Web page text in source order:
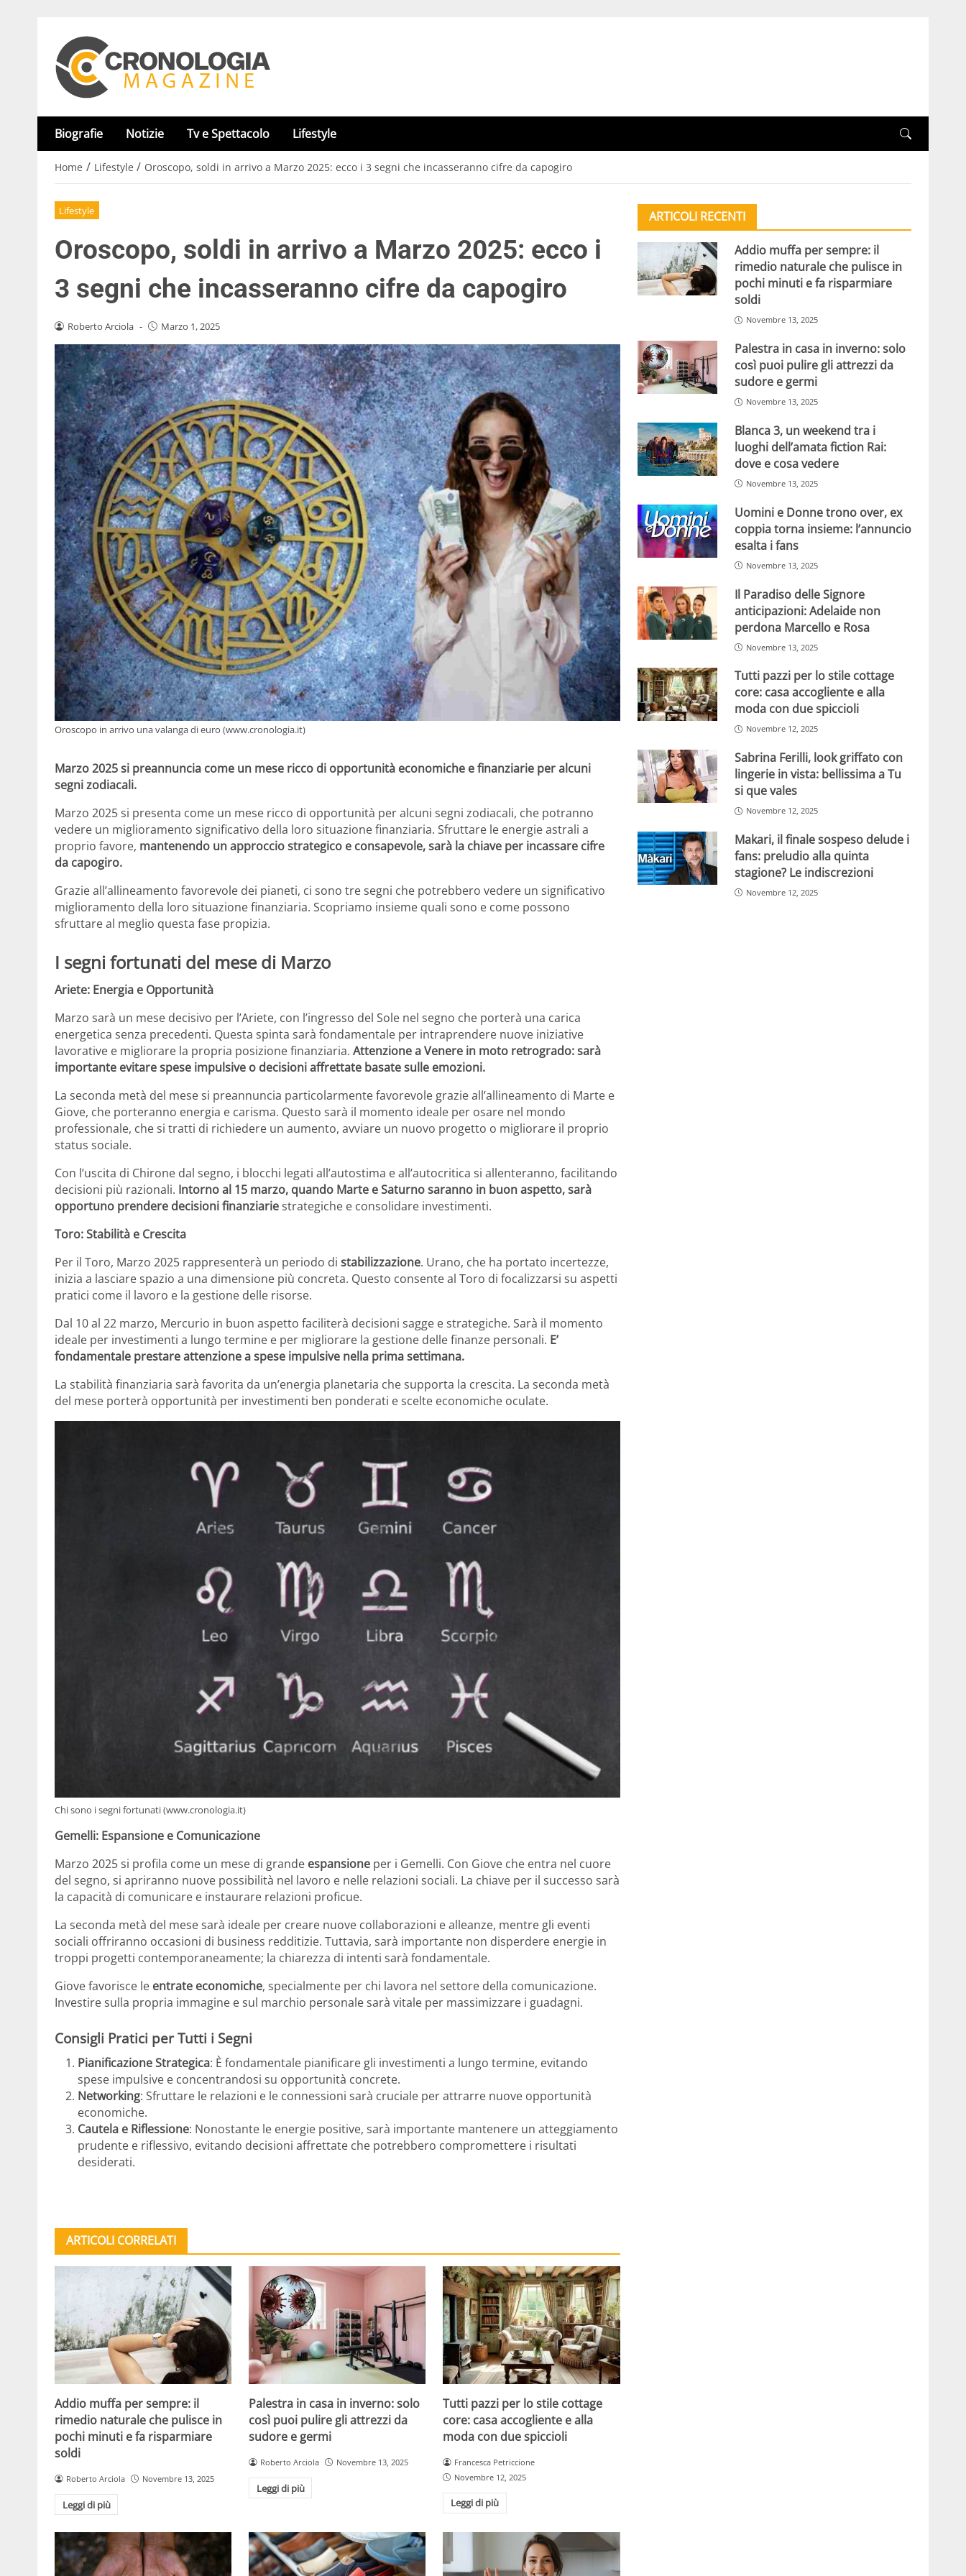
Biografie Notizie Tv e Spettacolo Lifestyle
Home / Lifestyle / Oroscopo, soldi in arrivo a Marzo 2025: ecco i 3 segni che incasseranno cifre da capogiro
Lifestyle
Oroscopo, soldi in arrivo a Marzo 2025: ecco i
3 segni che incasseranno cifre da capogiro
Roberto Arciola - Marzo 1, 2025
Oroscopo in arrivo una valanga di euro (www.cronologia.it)
Marzo 2025 si preannuncia come un mese ricco di opportunità economiche e finanziarie per alcuni
segni zodiacali.
Marzo 2025 si presenta come un mese ricco di opportunità per alcuni segni zodiacali, che potranno
vedere un miglioramento significativo della loro situazione finanziaria. Sfruttare le energie astrali a
proprio favore, mantenendo un approccio strategico e consapevole, sarà la chiave per incassare cifre
da capogiro.
Grazie all’allineamento favorevole dei pianeti, ci sono tre segni che potrebbero vedere un significativo
miglioramento della loro situazione finanziaria. Scopriamo insieme quali sono e come possono
sfruttare al meglio questa fase propizia.
I segni fortunati del mese di Marzo
Ariete: Energia e Opportunità
Marzo sarà un mese decisivo per l’Ariete, con l’ingresso del Sole nel segno che porterà una carica
energetica senza precedenti. Questa spinta sarà fondamentale per intraprendere nuove iniziative
lavorative e migliorare la propria posizione finanziaria. Attenzione a Venere in moto retrogrado: sarà
importante evitare spese impulsive o decisioni affrettate basate sulle emozioni.
La seconda metà del mese si preannuncia particolarmente favorevole grazie all’allineamento di Marte e
Giove, che porteranno energia e carisma. Questo sarà il momento ideale per osare nel mondo
professionale, che si tratti di richiedere un aumento, avviare un nuovo progetto o migliorare il proprio
status sociale.
Con l’uscita di Chirone dal segno, i blocchi legati all’autostima e all’autocritica si allenteranno, facilitando
decisioni più razionali. Intorno al 15 marzo, quando Marte e Saturno saranno in buon aspetto, sarà
opportuno prendere decisioni finanziariestrategiche e consolidare investimenti.
Toro: Stabilità e Crescita
Per il Toro, Marzo 2025 rappresenterà un periodo di stabilizzazione. Urano, che ha portato incertezze,
inizia a lasciare spazio a una dimensione più concreta. Questo consente al Toro di focalizzarsi su aspetti
pratici come il lavoro e la gestione delle risorse.
Dal 10 al 22 marzo, Mercurio in buon aspetto faciliterà decisioni sagge e strategiche. Sarà il momento
ideale per investimenti a lungo termine e per migliorare la gestione delle finanze personali. E’
fondamentale prestare attenzione a spese impulsive nella prima settimana.
La stabilità finanziaria sarà favorita da un’energia planetaria che supporta la crescita. La seconda metà
del mese porterà opportunità per investimenti ben ponderati e scelte economiche oculate.
Chi sono i segni fortunati (www.cronologia.it)
Gemelli: Espansione e Comunicazione
Marzo 2025 si profila come un mese di grande espansione per i Gemelli. Con Giove che entra nel cuore
del segno, si apriranno nuove possibilità nel lavoro e nelle relazioni sociali. La chiave per il successo sarà
la capacità di comunicare e instaurare relazioni proficue.
La seconda metà del mese sarà ideale per creare nuove collaborazioni e alleanze, mentre gli eventi
sociali offriranno occasioni di business redditizie. Tuttavia, sarà importante non disperdere energie in
troppi progetti contemporaneamente; la chiarezza di intenti sarà fondamentale.
Giove favorisce le entrate economiche, specialmente per chi lavora nel settore della comunicazione.
Investire sulla propria immagine e sul marchio personale sarà vitale per massimizzare i guadagni.
Consigli Pratici per Tutti i Segni
Pianificazione Strategica: È fondamentale pianificare gli investimenti a lungo termine, evitando
spese impulsive e concentrandosi su opportunità concrete.
Networking: Sfruttare le relazioni e le connessioni sarà cruciale per attrarre nuove opportunità
economiche.
Cautela e Riflessione: Nonostante le energie positive, sarà importante mantenere un atteggiamento
prudente e riflessivo, evitando decisioni affrettate che potrebbero compromettere i risultati
desiderati.
ARTICOLI CORRELATI
Addio muffa per sempre: il
rimedio naturale che pulisce in
pochi minuti e fa risparmiare
soldi
Roberto Arciola Novembre 13, 2025
Leggi di più
Palestra in casa in inverno: solo
così puoi pulire gli attrezzi da
sudore e germi
Roberto Arciola Novembre 13, 2025
Leggi di più
Tutti pazzi per lo stile cottage
core: casa accogliente e alla
moda con due spiccioli
Francesca Petriccione
Novembre 12, 2025
Leggi di più
ARTICOLI RECENTI
Addio muffa per sempre: il
rimedio naturale che pulisce in
pochi minuti e fa risparmiare
soldi
Novembre 13, 2025
Palestra in casa in inverno: solo
così puoi pulire gli attrezzi da
sudore e germi
Novembre 13, 2025
Blanca 3, un weekend tra i
luoghi dell’amata fiction Rai:
dove e cosa vedere
Novembre 13, 2025
Uomini e Donne trono over, ex
coppia torna insieme: l’annuncio
esalta i fans
Novembre 13, 2025
Il Paradiso delle Signore
anticipazioni: Adelaide non
perdona Marcello e Rosa
Novembre 13, 2025
Tutti pazzi per lo stile cottage
core: casa accogliente e alla
moda con due spiccioli
Novembre 12, 2025
Sabrina Ferilli, look griffato con
lingerie in vista: bellissima a Tu
si que vales
Novembre 12, 2025
Makari, il finale sospeso delude i
fans: preludio alla quinta
stagione? Le indiscrezioni
Novembre 12, 2025